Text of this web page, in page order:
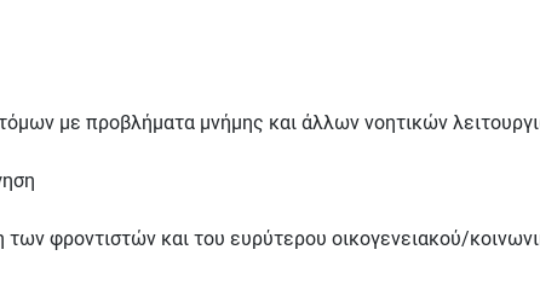
με προβλήματα μνήμης και άλλων νοητικών
των φροντιστών και του ευρύτερου οικογενειακού/